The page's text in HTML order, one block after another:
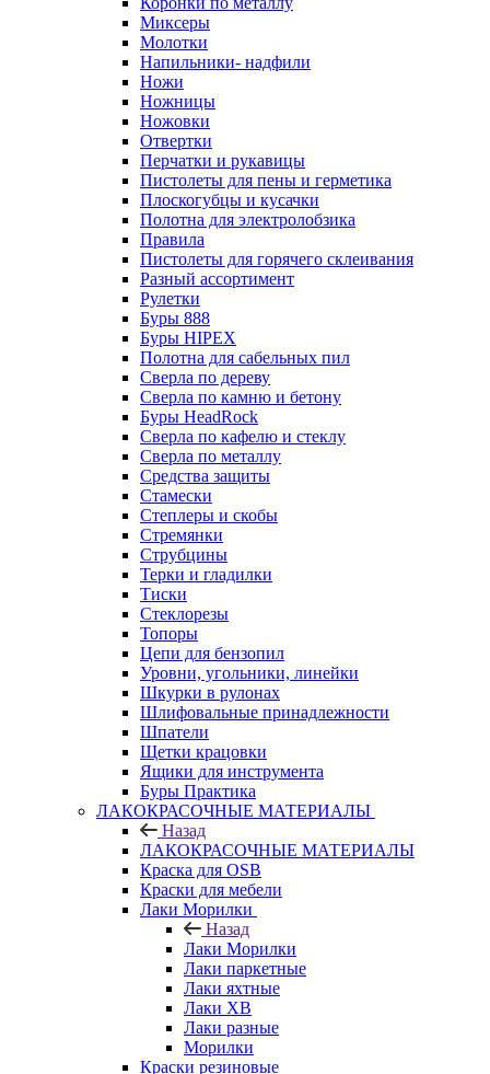
Миксеры
Молотки
Напильники- надфили
Ножи
Ножницы
Ножовки
Отвертки
Перчатки и рукавицы
Пистолеты для пены и герметика
Плоскогубцы и кусачки
Полотна для электролобзика
Правила
Пистолеты для горячего склеивания
Разный ассортимент
Рулетки
Буры 888
Буры HIPEX
Полотна для сабельных пил
Сверла по дереву
Сверла по камню и бетону
Буры HeadRock
Сверла по кафелю и стеклу
Сверла по металлу
Средства защиты
Стамески
Степлеры и скобы
Стремянки
Струбцины
Терки и гладилки
Тиски
Стеклорезы
Топоры
Цепи для бензопил
Уровни, угольники, линейки
Шкурки в рулонах
Шлифовальные принадлежности
Шпатели
Щетки крацовки
Ящики для инструмента
Буры Практика
ЛАКОКРАСОЧНЫЕ МАТЕРИАЛЫ
Назад
ЛАКОКРАСОЧНЫЕ МАТЕРИАЛЫ
Краска для OSB
Краски для мебели
Лаки Морилки
Назад
Лаки Морилки
Лаки паркетные
Лаки яхтные
Лаки ХВ
Лаки разные
Морилки
Краски резиновые